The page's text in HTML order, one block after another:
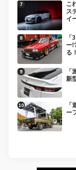
こ
ス
イ
ー
る！
新
ー